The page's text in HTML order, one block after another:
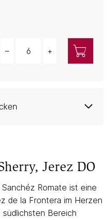
– +
Jerez DO
Romate ist eine
de la Frontera im Herzen
Bereich